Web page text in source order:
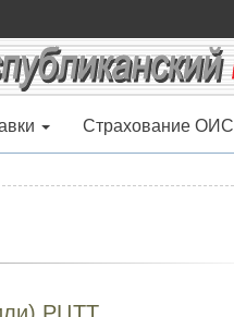
Страхование ОИС